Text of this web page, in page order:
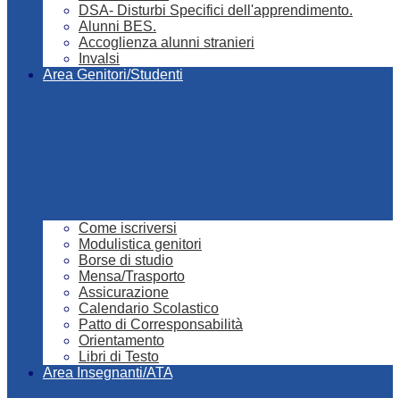
DSA- Disturbi Specifici dell'apprendimento.
Alunni BES.
Accoglienza alunni stranieri
Invalsi
Area Genitori/Studenti
Come iscriversi
Modulistica genitori
Borse di studio
Mensa/Trasporto
Assicurazione
Calendario Scolastico
Patto di Corresponsabilità
Orientamento
Libri di Testo
Area Insegnanti/ATA